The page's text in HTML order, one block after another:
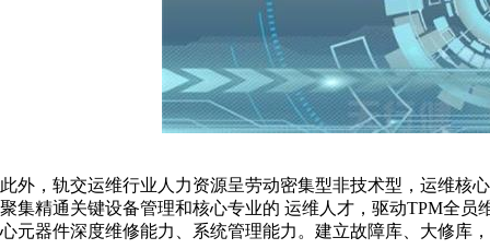
此外，轨交运维行业人力资源呈劳动密集型非技术型，运维核
聚集精通关键设备管理和核心专业的 运维人才，驱动TPM全
心元器件深度维修能力、系统管理能力。建立故障库、大修库